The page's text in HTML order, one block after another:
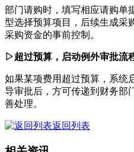
部门请购时，填写相应请购单
型选择预算项目，后续生成采
采购资金的事前控制。
▷超过预算，启动例外审批流
如果某项费用超过预算，系统
导审批后，方可传递到财务部
善处理。
返回列表